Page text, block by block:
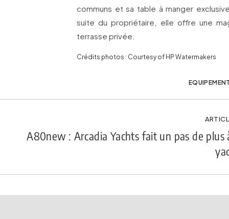
communs et sa table à manger
suite du propriétaire, elle offre une
terrasse privée.
Crédits photos : Courtesy of HP Watermakers
A80new : Arcadia Yachts fait un pas de plus